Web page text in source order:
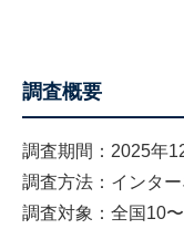
調査概要
調査期間：2025年
調査方法：インタ
調査対象：全国10